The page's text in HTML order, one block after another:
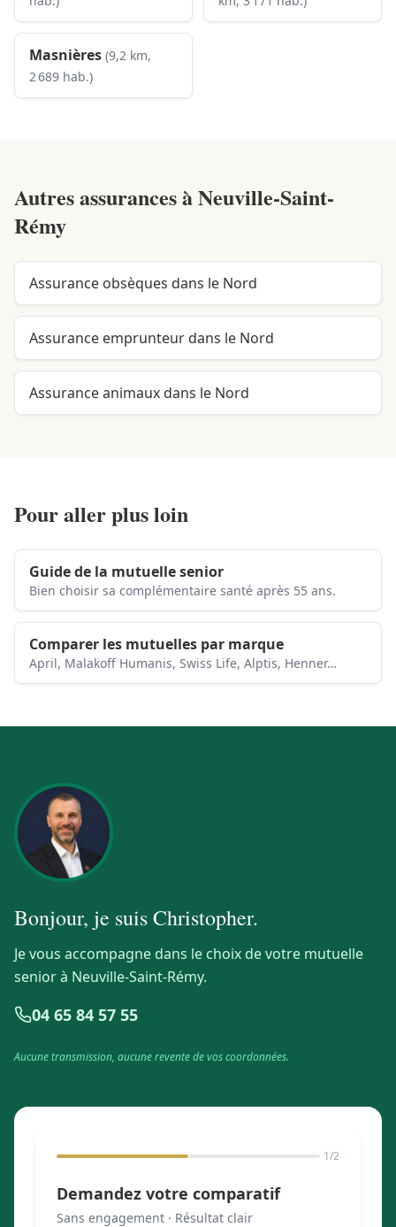
Masnières (9,2 km,
2 689 hab.)
Autres assurances àNeuville-Saint-
Rémy
Assurance obsèques dans le Nord
Assurance emprunteur dans le Nord
Assurance animaux dans le Nord
Pour aller plus loin
Guide de la mutuelle senior
Bien choisir sa complémentaire santé après 55 ans.
Comparer les mutuelles par marque
April, Malakoff Humanis, Swiss Life, Alptis, Henner…
Bonjour, je suisChristopher.
Je vous accompagne dans le choix de votre mutuelle
senior à Neuville-Saint-Rémy.
04 65 84 57 55
Aucune transmission, aucune revente de vos coordonnées.
1/2
Demandez votre comparatif
Sans engagement · Résultat clair